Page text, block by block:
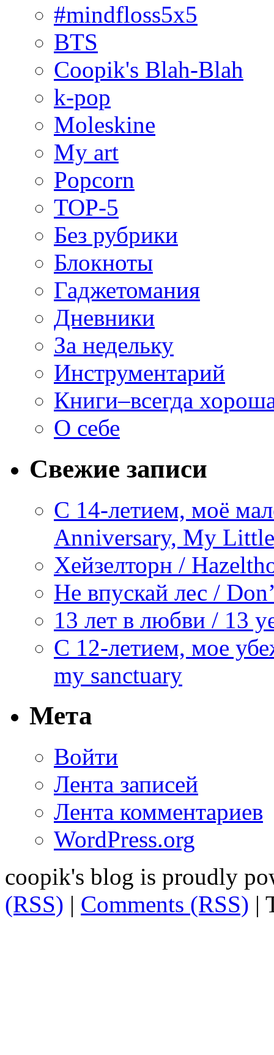
#mindfloss5x5
BTS
Coopik's Blah-Blah
k-pop
Moleskine
My art
Popcorn
TOP-5
Без рубрики
Блокноты
Гаджетомания
Дневники
За недельку
Инструментарий
Книги–всегда
О себе
Свежие записи
С 14-летием, моё
Anniversary, My
Хейзелторн /
Не впускай лес /
13 лет в любви / 13
С 12-летием, мое
my sanctuary
Мета
Войти
Лента записей
Лента комментариев
WordPress.org
coopik's blog is proudly
(RSS) | Comments (RSS) |